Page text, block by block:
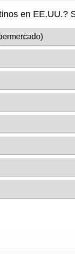
en EE.UU.?